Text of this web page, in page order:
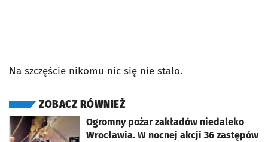
Na szczęście nikomu nic się nie stało.
ZOBACZ RÓWNIEŻ
Ogromny pożar zakładów niedaleko
Wrocławia. W nocnej akcji 36 zastępów
otworzy się w nowej karcie